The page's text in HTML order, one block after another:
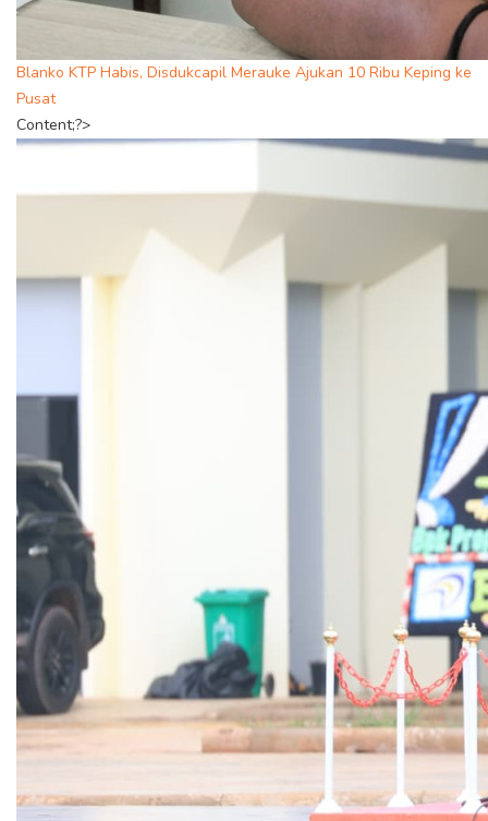
Blanko KTP Habis, Disdukcapil Merauke Ajukan 10 Ribu Keping ke
Pusat
Content;?>